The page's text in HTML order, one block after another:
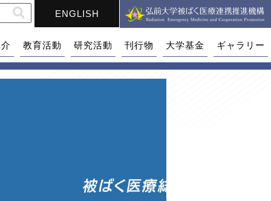
ENGLISH
教育活動 研究活動 刊行物 大学基金 ギャラリー